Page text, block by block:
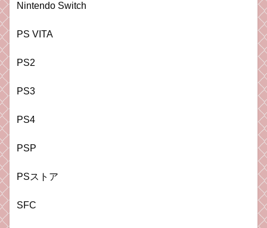
Nintendo Switch
PS VITA
PS2
PS3
PS4
PSP
PSストア
SFC